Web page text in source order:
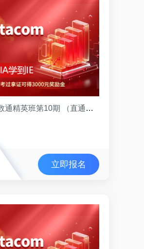
26年7月华为HCIE数通精英班第10期 （直通班）
立即报名